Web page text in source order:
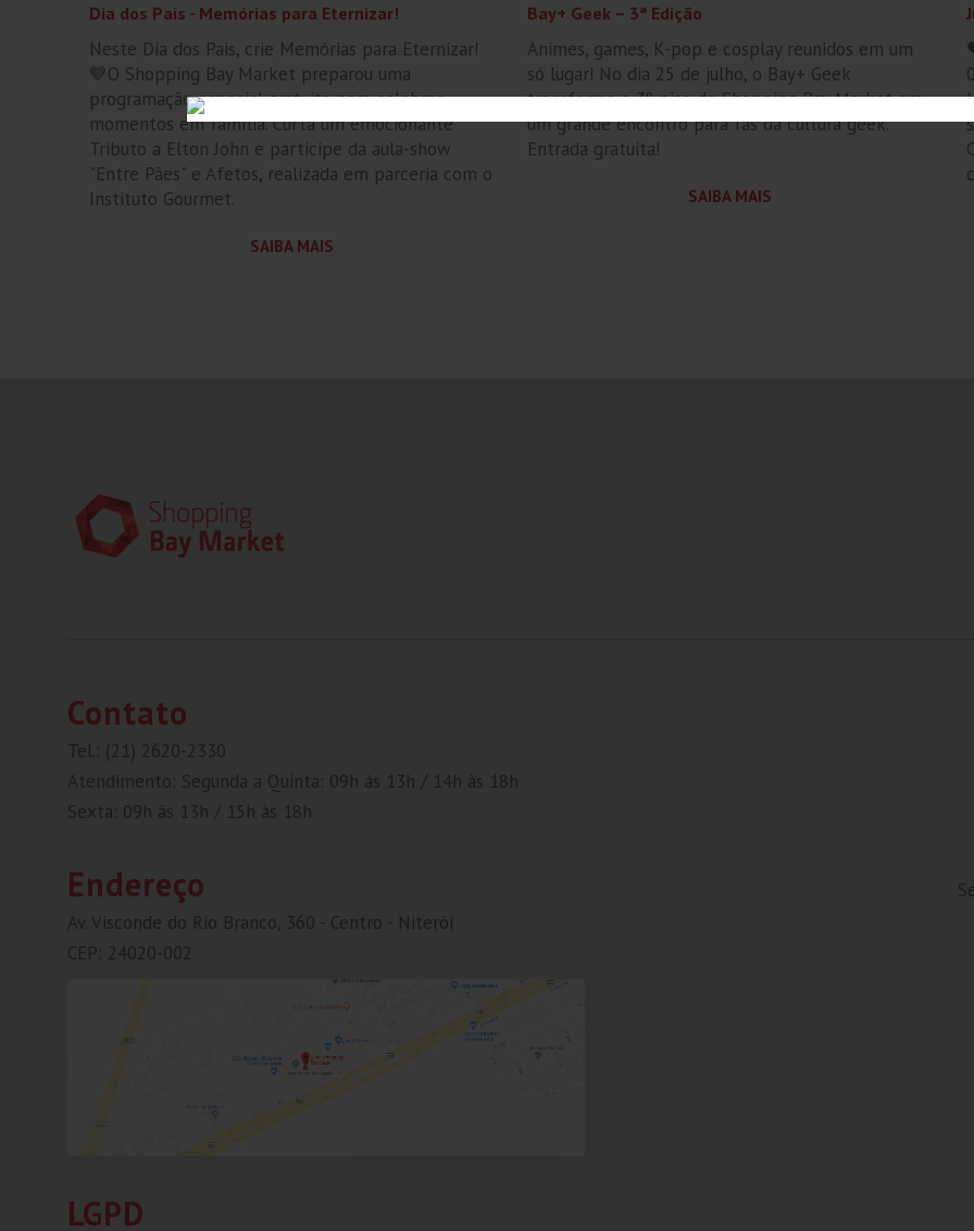
Dia dos Pais - Memórias para Eternizar!
Neste Dia dos Pais, crie Memórias para Eternizar!
💙O Shopping Bay Market preparou uma
programação especial gratuita para celebrar
momentos em família. Curta um emocionante
Tributo a Elton John e participe da aula-show
"Entre Pães" e Afetos, realizada em parceria com o
Instituto Gourmet.
SAIBA MAIS
Bay+ Geek – 3ª Edição
Animes, games, K-pop e cosplay reunidos em um
só lugar! No dia 25 de julho, o Bay+ Geek
transforma o 3º piso do Shopping Bay Market em
um grande encontro para fãs da cultura geek.
Entrada gratuita!
SAIBA MAIS
Contato
Tel.: (21) 2620-2330
Atendimento: Segunda a Quinta: 09h às 13h / 14h às 18h
Sexta: 09h às 13h / 15h às 18h
Endereço
Av. Visconde do Rio Branco, 360 - Centro - Niterói
CEP: 24020-002
LGPD